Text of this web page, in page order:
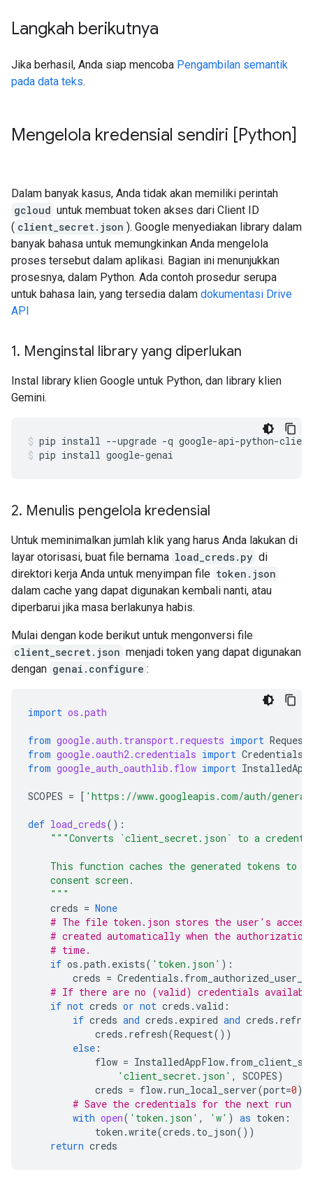
Langkah berikutnya
Jika berhasil, Anda siap mencoba Pengambilan semantik
pada data teks.
Mengelola kredensial sendiri [Python]
Dalam banyak kasus, Anda tidak akan memiliki perintah
gcloud untuk membuat token akses dari Client ID
( client_secret.json ). Google menyediakan library dalam
banyak bahasa untuk memungkinkan Anda mengelola
proses tersebut dalam aplikasi. Bagian ini menunjukkan
prosesnya, dalam Python. Ada contoh prosedur serupa
untuk bahasa lain, yang tersedia dalam dokumentasi Drive
API
1. Menginstal library yang diperlukan
Instal library klien Google untuk Python, dan library klien
Gemini.
pip install --upgrade -q google-api-python-client
pip install google-genai
2. Menulis pengelola kredensial
Untuk meminimalkan jumlah klik yang harus Anda lakukan di
layar otorisasi, buat file bernama load_creds.py di
direktori kerja Anda untuk menyimpan file token.json
dalam cache yang dapat digunakan kembali nanti, atau
diperbarui jika masa berlakunya habis.
Mulai dengan kode berikut untuk mengonversi file
client_secret.json menjadi token yang dapat digunakan
dengan genai.configure :
import os.path
from google.auth.transport.requests import Request
from google.oauth2.credentials import Credentials
from google_auth_oauthlib.flow import
SCOPES = [ 'https://www.googleapis.com/auth/
def load_creds():
"""Converts `client_secret.json` to a
This function caches the generated tokens to
    consent screen.
    """
creds = None
# The file token.json stores the user's
# created automatically when the
# time.
if os .path . exists( 'token.json' ):
creds = Credentials .
# If there are no (valid) credentials
if not creds or not creds .valid :
if creds and creds . expired and creds .
creds . refresh(Request())
else :
flow = InstalledAppFlow.
'client_secret.json' , SCOPES)
creds = flow. run_local_server(port=0)
# Save the credentials for the next run
with open( 'token.json' , 'w' ) as token :
token .write(creds . to_json())
return creds